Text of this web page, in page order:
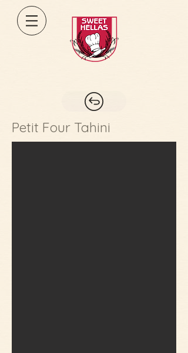
Petit Four Tahini